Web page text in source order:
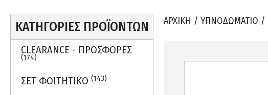
ΚΑΤΗΓΟΡΙΕΣ ΠΡΟΪΟΝΤΩΝ
CLEARANCE - ΠΡΟΣΦΟΡΕΣ
(174)
ΣΕΤ ΦΟΙΤΗΤΙΚΟ (143)
ΑΡΧΙΚΗ / ΥΠΝΟΔΩΜΑΤΙΟ /